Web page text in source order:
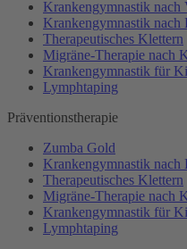
Krankengymnastik
Krankengymnastik
Therapeutisches Klettern
Migräne-Therapie nach
Krankengymnastik für
Lymphtaping
Präventionstherapie
Zumba Gold
Krankengymnastik
Therapeutisches Klettern
Migräne-Therapie nach
Krankengymnastik für
Lymphtaping